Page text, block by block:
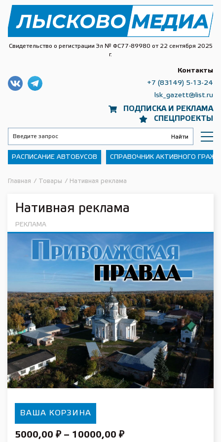
Свидетельство о регистрации Эл № ФС77-89980 от 22 сентября 2025
г.
ПОДПИСКА И РЕКЛАМА
СПЕЦПРОЕКТЫ
Контакты
+7 (83149) 5-13-24
lsk_gazett@list.ru
РАСПИСАНИЕ АВТОБУСОВ СПРАВОЧНИК АКТИВНОГО
Главная / Товары / Нативная реклама
Нативная реклама
РЕКЛАМА
ВАША КОРЗИНА
5000,00 ₽ – 10000,00 ₽